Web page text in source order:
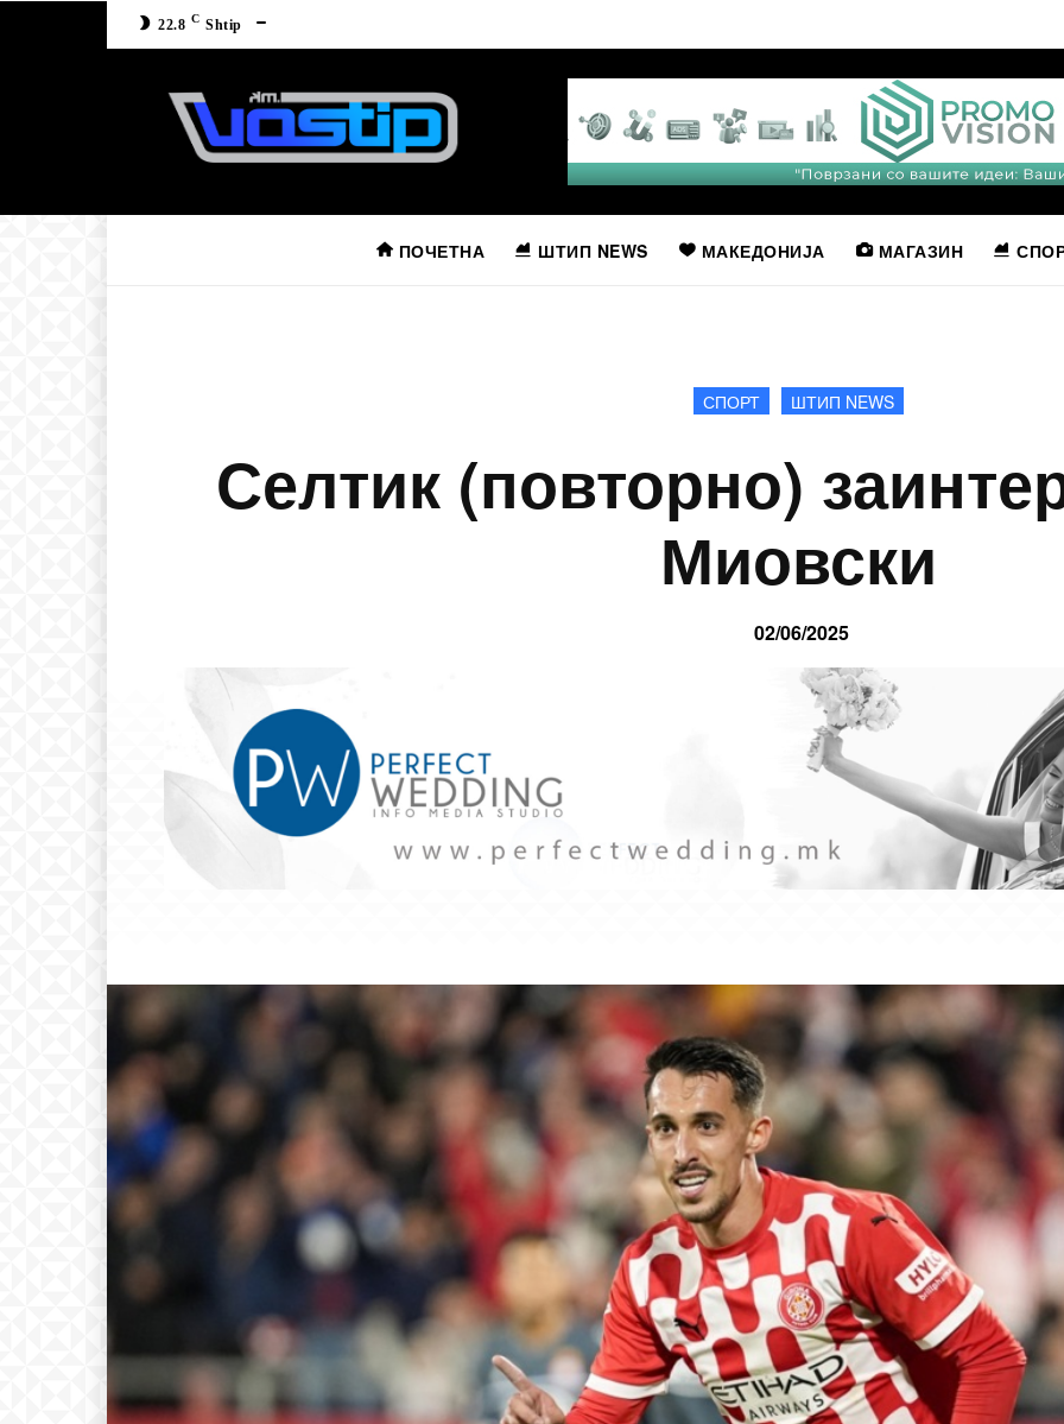
22.8 C Shtip
ПОЧЕТНА ШТИП NEWS МАКЕДОНИЈА МАГАЗИН
СПОРТ ШТИП NEWS
Селтик (повторно)
Миовски
02/06/2025